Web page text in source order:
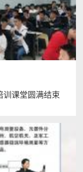
课堂圆满结束